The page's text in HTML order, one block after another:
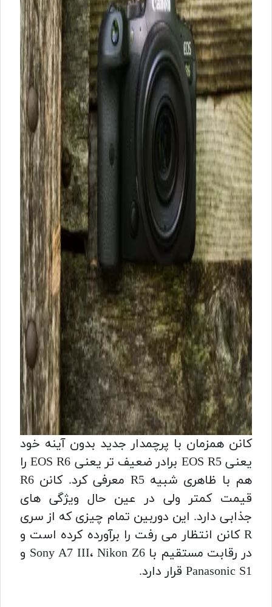
کانن همزمان با پرچمدار جدید بدون آینه خود
یعنی EOS R5 برادر ضعیف تر یعنی EOS R6 را
هم با ظاهری شبیه R5 معرفی کرد. کانن R6
قیمت کمتر ولی در عین حال ویژگی های
جذابی دارد. این دوربین تمام چیزی که از سری
R کانن انتظار می رفت را برآورده کرده است و
در رقابت مستقیم با Sony A7 III، Nikon Z6 و
Panasonic S1 قرار دارد.